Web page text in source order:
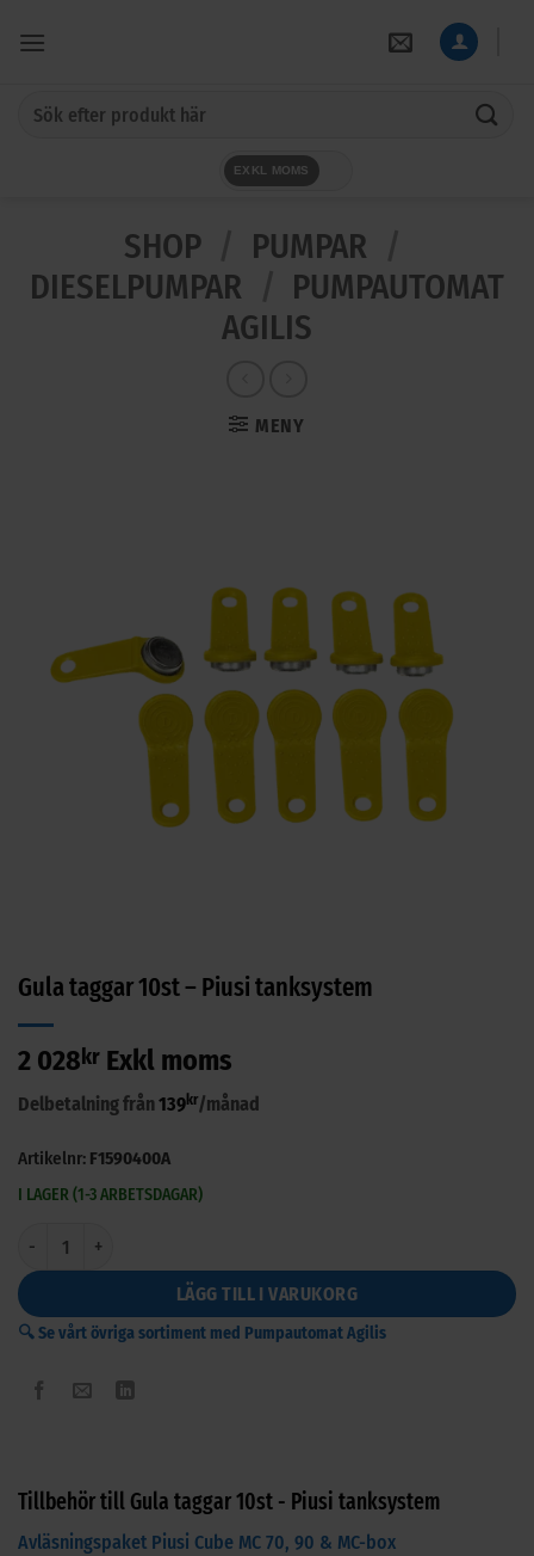
EXKL MOMS
SHOP PUMPAR
DIESELPUMPAR
PUMPAUTOMAT
AGILIS
MENY
Gula taggar 10st – Piusi tanksystem
2 028 kr Exkl moms
Delbetalning från139 kr/månad
Artikelnr: F1590400A
I LAGER (1-3 ARBETSDAGAR)
LÄGG TILL I VARUKORG
🔍 Se vårt övriga sortiment med Pumpautomat Agilis
Tillbehör till Gula taggar 10st - Piusi tanksystem
Avläsningspaket Piusi Cube MC 70, 90 & MC-box